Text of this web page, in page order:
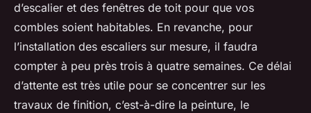
d’escalier et des fenêtres de toit pour que vos
combles soient habitables. En revanche, pour
l’installation des escaliers sur mesure, il faudra
compter à peu près trois à quatre semaines. Ce délai
d’attente est très utile pour se concentrer sur les
travaux de finition, c’est-à-dire la peinture, le